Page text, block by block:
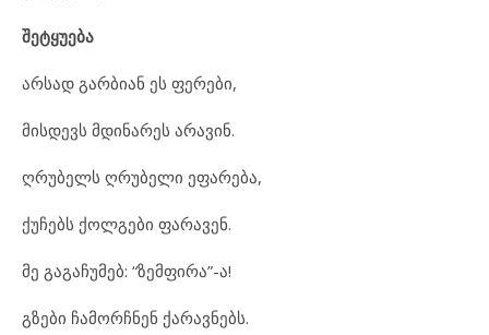
შეტყუება
არსად გარბიან ეს ფერები,
მისდევს მდინარეს არავინ.
ღრუბელს ღრუბელი ეფარება,
ქუჩებს ქოლგები ფარავენ.
მე გაგაჩუმებ: “ზემფირა”-ა!
გზები ჩამორჩნენ ქარავნებს.